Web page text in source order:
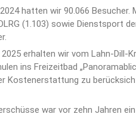
hatten wir 90.066
(1.103) sowie Dienstsport
2025 erhalten wir vom Lahn-
ins Freizeitbad
Kostenerstattung zu
war vor zehn Jahren